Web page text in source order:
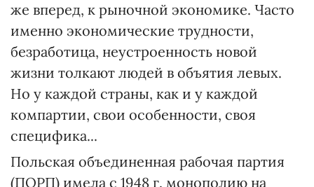
же вперед, к рыночной экономике. Часто
именно экономические трудности,
безработица, неустроенность новой
жизни толкают людей в объятия левых.
Но у каждой страны, как и у каждой
компартии, свои особенности, своя
специфика...
Польская объединенная рабочая партия
(ПОРП) имела с 1948 г. монополию на